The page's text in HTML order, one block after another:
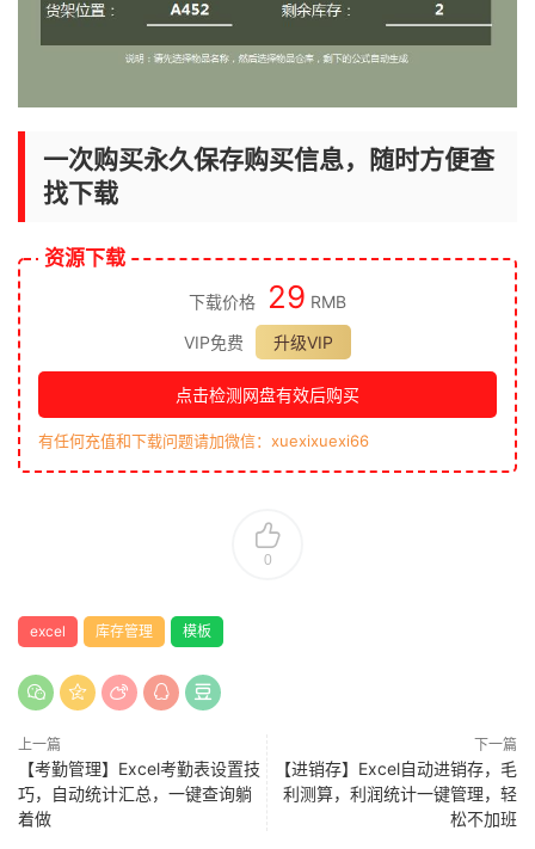
一次购买永久保存购买信息，随时方便查
找下载
资源下载
下载价格 29 RMB
VIP免费
升级VIP
点击检测网盘有效后购买
有任何充值和下载问题请加微信：xuexixuexi66
0
excel 库存管理 模板
上一篇
【考勤管理】Excel考勤表设置技
巧，自动统计汇总，一键查询躺
着做
下一篇
【进销存】Excel自动进销存，毛
利测算，利润统计一键管理，轻
松不加班